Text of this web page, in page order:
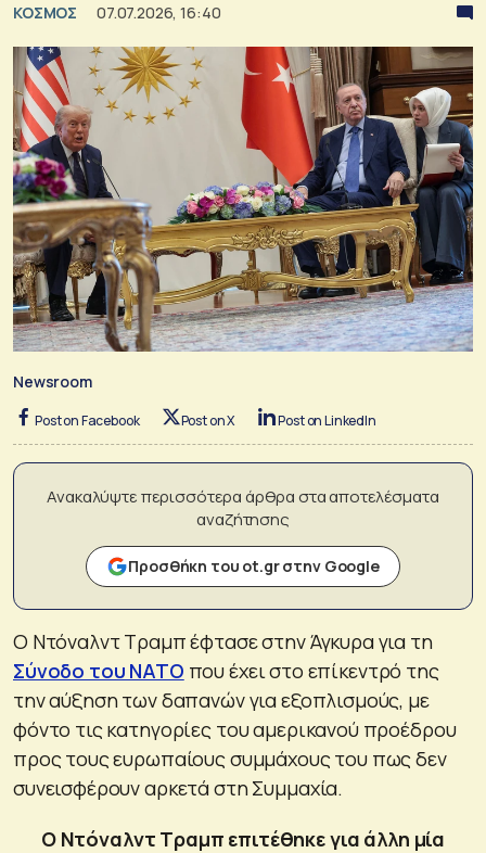
ΚΟΣΜΟΣ 07.07.2026, 16:40
Newsroom
Post on Facebook Post on X Post on LinkedIn
Ανακαλύψτε περισσότερα άρθρα στα αποτελέσματα
αναζήτησης
Προσθήκη του ot.gr στην Google
Ο Ντόναλντ Τραμπ έφτασε στην Άγκυρα για τη
Σύνοδο του ΝΑΤΟ που έχει στο επίκεντρό της
την αύξηση των δαπανών για εξοπλισμούς, με
φόντο τις κατηγορίες του αμερικανού προέδρου
προς τους ευρωπαίους συμμάχους του πως δεν
συνεισφέρουν αρκετά στη Συμμαχία.
Ο Ντόναλντ Τραμπ επιτέθηκε για άλλη μία